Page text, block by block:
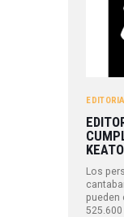
Los
pueden